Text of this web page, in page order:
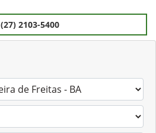
(27) 2103-5400